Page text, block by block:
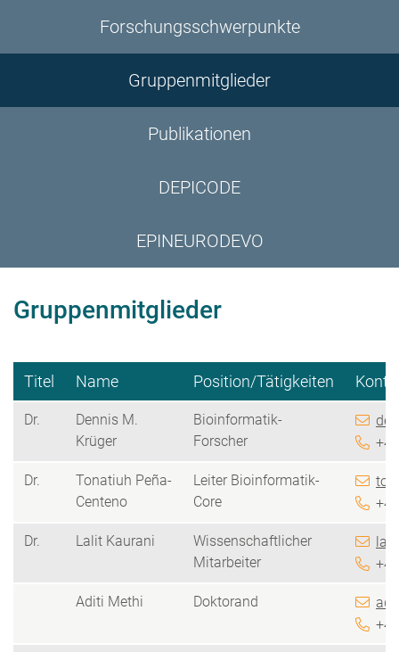
Forschungsschwerpunkte
Gruppenmitglieder
Publikationen
DEPICODE
EPINEURODEVO
Gruppenmitglieder
Titel Name Position/Tätigkeiten
Dr.
Dennis M.
Krüger
Bioinformatik-
Forscher
Dr.
Tonatiuh Peña-
Centeno
Leiter Bioinformatik-
Core
Dr. Lalit Kaurani
Wissenschaftlicher
Mitarbeiter
Aditi Methi Doktorand